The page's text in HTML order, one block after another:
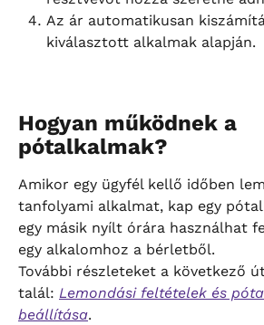
Az ár automatikusan
kiválasztott alkalmak alapján.
Hogyan működnek a
pótalkalmak?
Amikor egy ügyfél kellő időben
tanfolyami alkalmat, kap egy
egy másik nyílt órára használhat
egy alkalomhoz a bérletből.
További részleteket a következő
talál: Lemondási feltételek és
beállítása.